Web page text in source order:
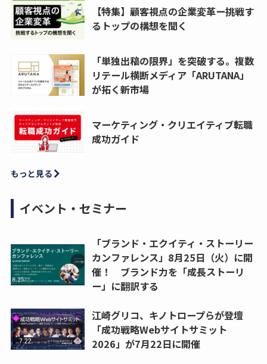
【特集】顧客視点の企業変革ー挑戦す
るトップの構想を聞く
「単独出稿の限界」を突破する。複数
リテール横断メディア「ARUTANA」
が拓く新市場
マーケティング・クリエイティブ転職
成功ガイド
もっと見る
イベント・セミナー
「ブランド・エクイティ・ストーリー
カンファレンス」8月25日（火）に開
催！ ブランド力を「成長ストーリ
ー」に翻訳する
江崎グリコ、キノトロープらが登壇
「成功戦略Webサイトサミット
2026」が7月22日に開催